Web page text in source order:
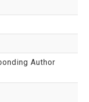
Author